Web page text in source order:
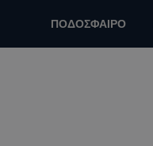
ΠΟΔΟΣΦΑΙΡΟ